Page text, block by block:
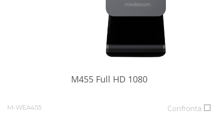
M455 Full HD 1080
M-WEA455 Confronta